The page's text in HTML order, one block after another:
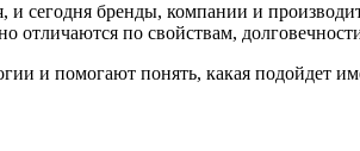
сегодня бренды, компании и
отличаются по свойствам,
и помогают понять, какая подойдет